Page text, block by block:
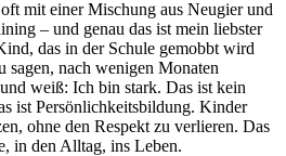
mit einer Mischung aus Neugier und
– und genau das ist mein liebster
das in der Schule gemobbt wird
sagen, nach wenigen Monaten
weiß: Ich bin stark. Das ist kein
ist Persönlichkeitsbildung. Kinder
ohne den Respekt zu verlieren. Das
in den Alltag, ins Leben.